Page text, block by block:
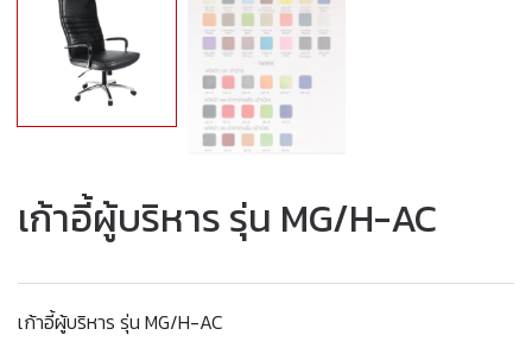
เก้าอี้ผู้บริหาร รุ่น MG/H-AC
เก้าอี้ผู้บริหาร รุ่น MG/H-AC